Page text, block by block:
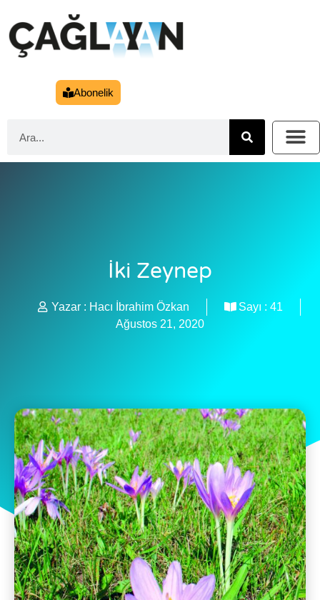
Abonelik
İki Zeynep
Yazar : Hacı İbrahim Özkan Sayı : 41
Ağustos 21, 2020